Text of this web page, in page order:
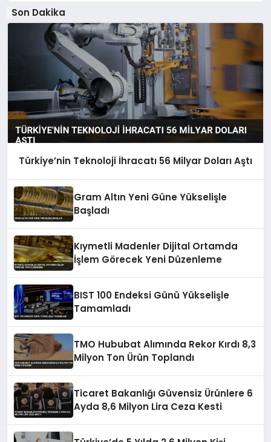
Son Dakika
Türkiye’nin Teknoloji İhracatı 56 Milyar Doları Aştı
Gram Altın Yeni Güne Yükselişle
Başladı
Kıymetli Madenler Dijital Ortamda
İşlem Görecek Yeni Düzenleme
BIST 100 Endeksi Günü Yükselişle
Tamamladı
TMO Hububat Alımında Rekor Kırdı 8,3
Milyon Ton Ürün Toplandı
Ticaret Bakanlığı Güvensiz Ürünlere 6
Ayda 8,6 Milyon Lira Ceza Kesti